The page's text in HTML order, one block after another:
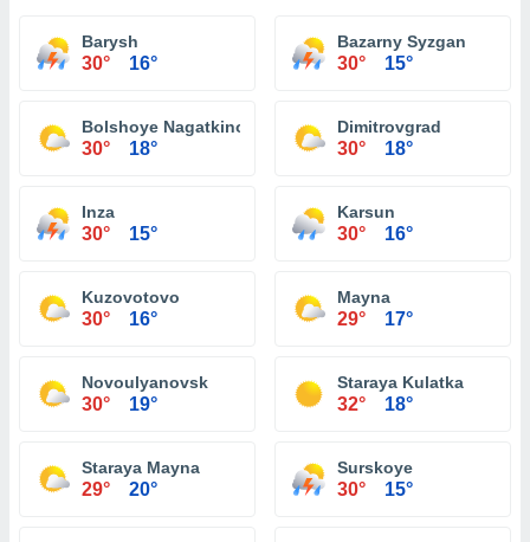
Barysh
30° 16°
Bazarny Syzgan
30° 15°
Bolshoye Nagatkino
30° 18°
Dimitrovgrad
30° 18°
Inza
30° 15°
Karsun
30° 16°
Kuzovotovo
30° 16°
Mayna
29° 17°
Novoulyanovsk
30° 19°
Staraya Kulatka
32° 18°
Staraya Mayna
29° 20°
Surskoye
30° 15°